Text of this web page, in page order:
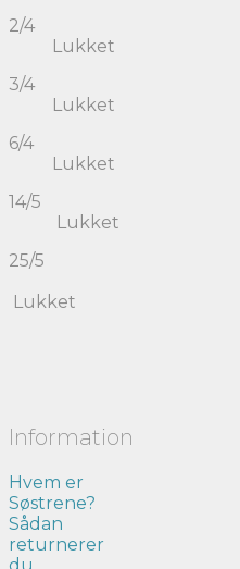
2/4
Lukket
3/4
Lukket
6/4
Lukket
14/5
Lukket
25/5
Lukket
Information
Hvem er
Søstrene?
Sådan
returnerer
du